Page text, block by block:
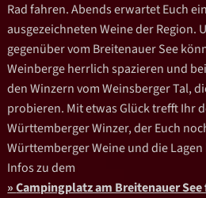
Rad fahren. Abends erwartet Euch
ausgezeichneten Weine der Region.
gegenüber vom Breitenauer See
Weinberge herrlich spazieren und
den Winzern vom Weinsberger Tal,
probieren. Mit etwas Glück trefft Ihr
Württemberger Winzer, der Euch
Württemberger Weine und die
Infos zu dem
Campingplatz am Breitenauer